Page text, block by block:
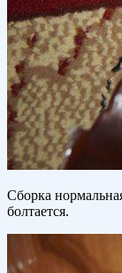
Сборка
болтается.